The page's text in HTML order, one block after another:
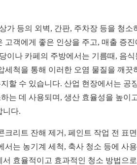
가 등의 외벽, 간판, 주차장 등을 청소
고객에게 좋은 인상을 주고, 매출 증진
이나 카페의 주방에서는 기름때, 음식
세척을 통해 이러한 오염 물질을 깨끗
할 수 있습니다. 산업 현장에서는 공
는 데 사용되며, 생산 효율성을 높이
니다.
크리트 잔해 제거, 페인트 작업 전 표
서는 농기계 세척, 축사 청소 등에 사
효율적이고 효과적인 청소 방법으